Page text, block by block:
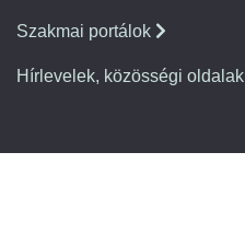
Szakmai portálok
Hírlevelek, közösségi oldalak